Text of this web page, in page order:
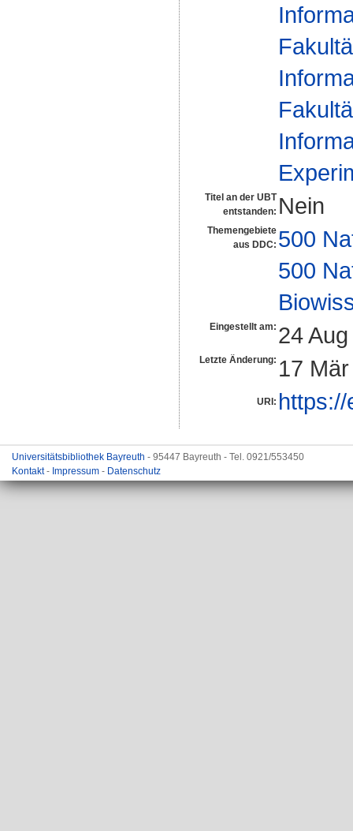
Titel an der UBT
entstanden: Nein
Themengebiete
aus DDC: 500
500
Eingestellt am: 24
Letzte Änderung: 17
URI:
Universitätsbibliothek Bayreuth - 95447 Bayreuth - Tel. 0921/553450
Kontakt- Impressum - Datenschutz